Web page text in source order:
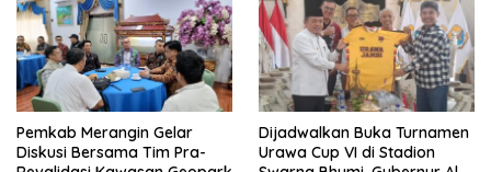
Pemkab Merangin Gelar
Diskusi Bersama Tim Pra-
Dijadwalkan Buka Turnamen
Urawa Cup VI di Stadion